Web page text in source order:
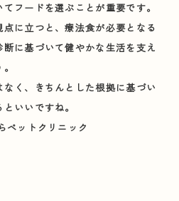
フードを選ぶことが重要です。
に立つと、療法食が必要となる
に基づいて健やかな生活を支え
なく、きちんとした根拠に基づい
いいですね。
ットクリニック